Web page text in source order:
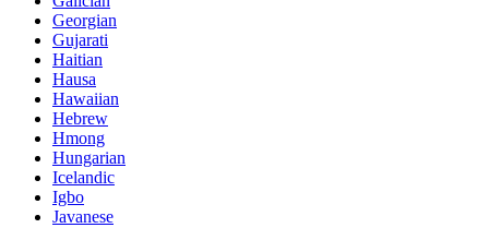
Georgian
Gujarati
Haitian
Hausa
Hawaiian
Hebrew
Hmong
Hungarian
Icelandic
Igbo
Javanese